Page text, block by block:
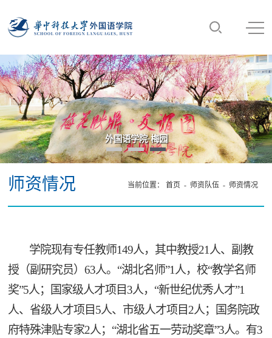
外国语学院·梅园
师资情况 当前位置： 首页 - 师资队伍- 师资情况
学院现有专任教师149人，其中教授21人、副教
授（副研究员）63人。“湖北名师”1人，校“教学名师
奖”5人；国家级人才项目3人，“新世纪优秀人才”1
人、省级人才项目5人、市级人才项目2人；国务院政
府特殊津贴专家2人；“湖北省五一劳动奖章”3人。有3